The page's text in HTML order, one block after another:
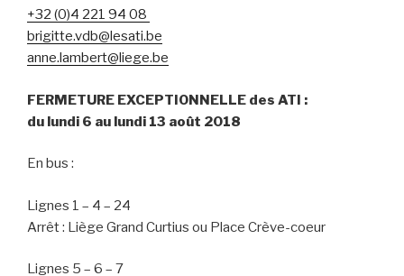
+32 (0)4 221 94 08
brigitte.vdb@lesati.be
anne.lambert@liege.be
FERMETURE EXCEPTIONNELLE des ATI :
du lundi 6 au lundi 13 août 2018
En bus :
Lignes 1 – 4 – 24
Arrêt : Liège Grand Curtius ou Place Crève-coeur
Lignes 5 – 6 – 7